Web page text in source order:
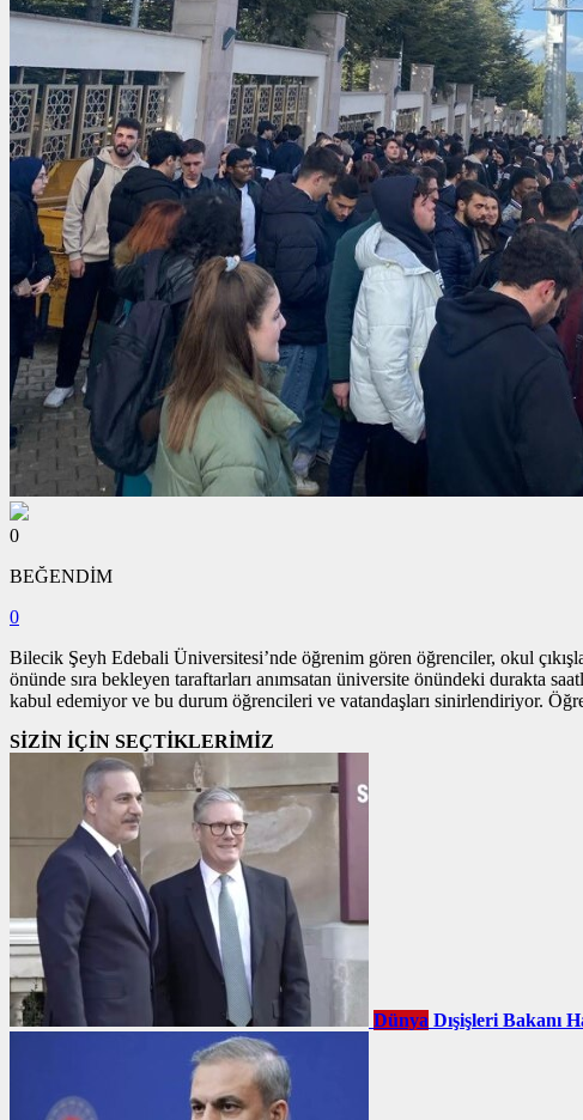
0
BEĞENDİM
0
Bilecik Şeyh Edebali Üniversitesi’nde öğrenim gören öğrenciler, okul
önünde sıra bekleyen taraftarları anımsatan üniversite önündeki durakta
kabul edemiyor ve bu durum öğrencileri ve vatandaşları sinirlendiriyor.
SİZİN İÇİN SEÇTİKLERİMİZ
Dünya Dışişleri Bakanı